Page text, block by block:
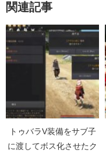
関連記事
トゥバラV装備をサブ子
に渡してボス化させたク